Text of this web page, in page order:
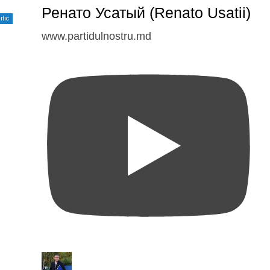
Ренато Усатый (Renato Usatii)
www.partidulnostru.md